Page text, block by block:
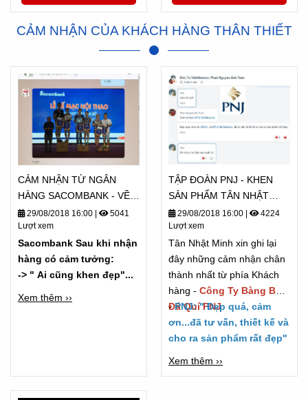
CẢM NHẬN CỦA KHÁCH HÀNG THÂN THIẾT
CẢM NHẬN TỪ NGÂN
HÀNG SACOMBANK - VỀ
TÂN NHẬT MINH
29/08/2018 16:00 |
5041
Lượt xem
Sacombank Sau khi nhận
hàng có cảm tưởng:
-> " Ai cũng khen đẹp"...
Xem thêm ››
TẬP ĐOÀN PNJ - KHEN
SẢN PHẨM TÂN NHẬT
MINH "ĐẸP QUÁ"
29/08/2018 16:00 |
4224
Lượt xem
Tân Nhật Minh xin ghi lại
đây những cảm nhận chân
thành nhất từ phía Khách
hàng - Công Ty Bàng Bạc
Đá Quí PNJ
-PNJ: " Đẹp quá, cảm
ơn...đã tư vấn, thiết kế và
cho ra sản phẩm rất đẹp"
Xem thêm ››